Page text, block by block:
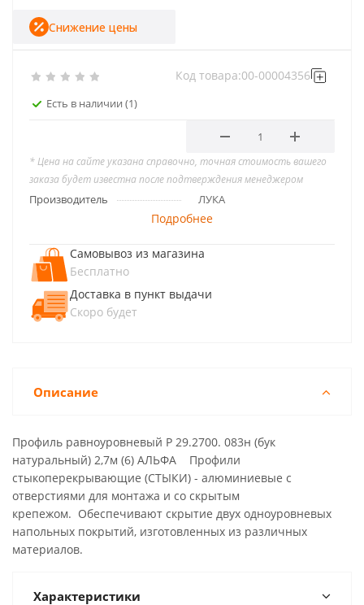
Есть в наличии (1)
Код товара:00-00004356
Снижение цены
* Цена на сайте указана справочно, точная стоимость вашего
заказа будет известна после подтверждения менеджером
Производитель ЛУКА
Подробнее
Самовывоз из магазина
Бесплатно
Доставка в пункт выдачи
Скоро будет
Описание
Профиль равноуровневый Р 29.2700. 083н (бук
натуральный) 2,7м (6) АЛЬФА Профили
стыкоперекрывающие (СТЫКИ) - алюминиевые с
отверстиями для монтажа и со скрытым
крепежом. Обеспечивают скрытие двух одноуровневых
напольных покрытий, изготовленных из различных
материалов.
Характеристики